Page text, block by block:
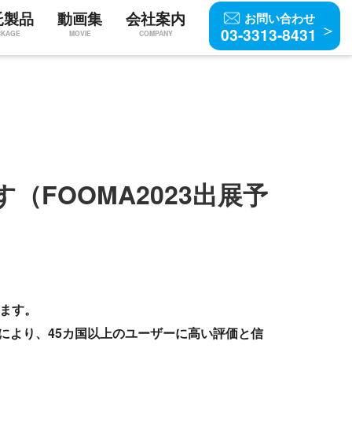
品 動画集
MOVIE
会社案内
COMPANY
お問い合わせ
03-3313-8431
（FOOMA2023出展予
す。
より、45カ国以上のユーザーに高い評価と信